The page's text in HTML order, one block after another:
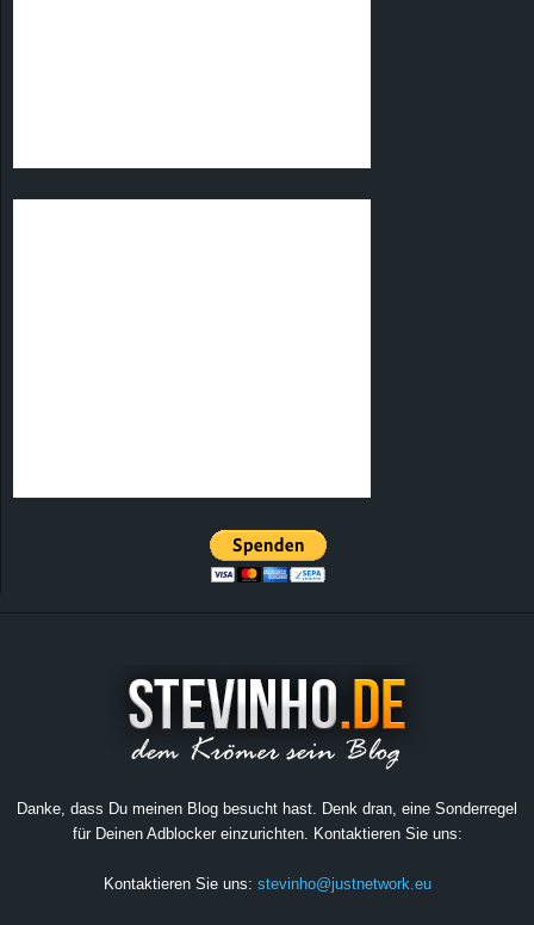
Danke, dass Du meinen Blog besucht hast. Denk dran, eine Sonderregel
für Deinen Adblocker einzurichten. Kontaktieren Sie uns:
Kontaktieren Sie uns: stevinho@justnetwork.eu